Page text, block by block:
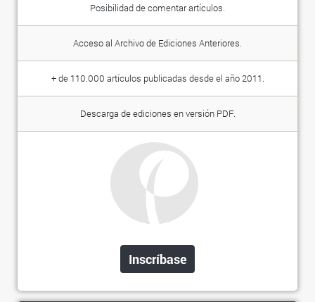
Posibilidad de comentar artículos.
Acceso al Archivo de Ediciones Anteriores.
+ de 110.000 artículos publicadas desde el año 2011.
Descarga de ediciones en versión PDF.
Inscríbase